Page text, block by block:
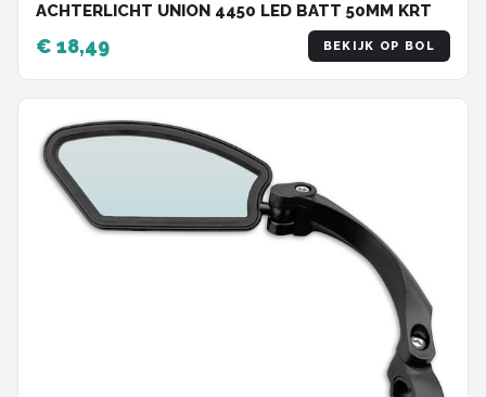
ACHTERLICHT UNION 4450 LED BATT 50MM KRT
€ 18,49 BEKIJK OP BOL